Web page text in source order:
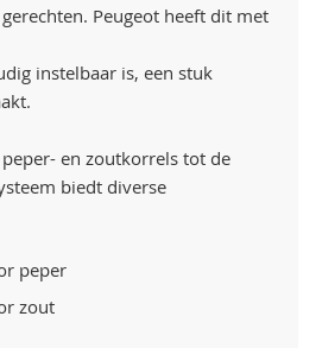
Peugeot heeft dit met
instelbaar is, een stuk
en zoutkorrels tot de
biedt diverse
peper
zout